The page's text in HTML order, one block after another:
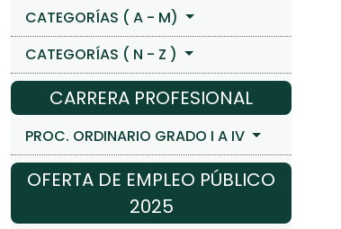
CATEGORÍAS ( A - M)
CATEGORÍAS ( N - Z )
CARRERA PROFESIONAL
PROC. ORDINARIO GRADO I A IV
OFERTA DE EMPLEO PÚBLICO
2025